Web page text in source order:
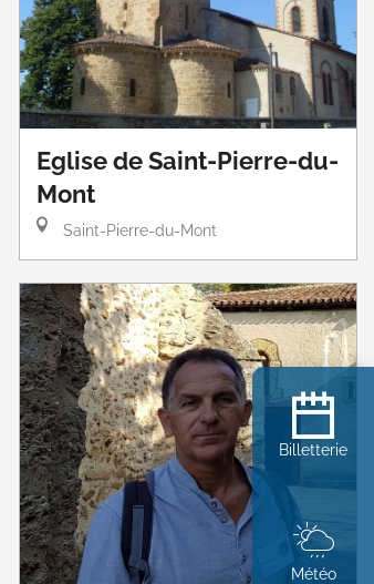
Billetterie
Météo
Eglise de Saint-Pierre-du-
Mont
Saint-Pierre-du-Mont